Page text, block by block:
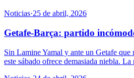
Noticias·25 de abril, 2026
Getafe-Barça: partido
Sin Lamine Yamal y ante un Getafe que
este sábado ofrece demasiada niebla.